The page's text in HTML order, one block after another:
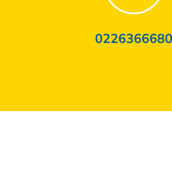
0226366680